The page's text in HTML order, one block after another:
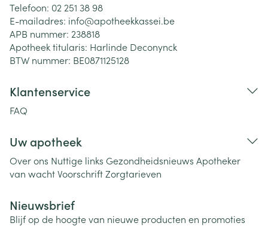
Telefoon: 02 251 38 98
E-mailadres: info@apotheekkassei.be
APB nummer: 238818
Apotheek titularis: Harlinde Deconynck
BTW nummer: BE0871125128
Klantenservice
FAQ
Uw apotheek
Over ons Nuttige links Gezondheidsnieuws Apotheker
van wachtVoorschriftZorgtarieven
Nieuwsbrief
Blijf op de hoogte van nieuwe producten en promoties